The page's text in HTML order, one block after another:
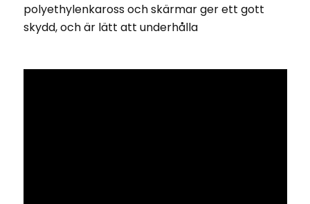
polyethylenkaross och skärmar ger ett gott
skydd, och är lätt att underhålla